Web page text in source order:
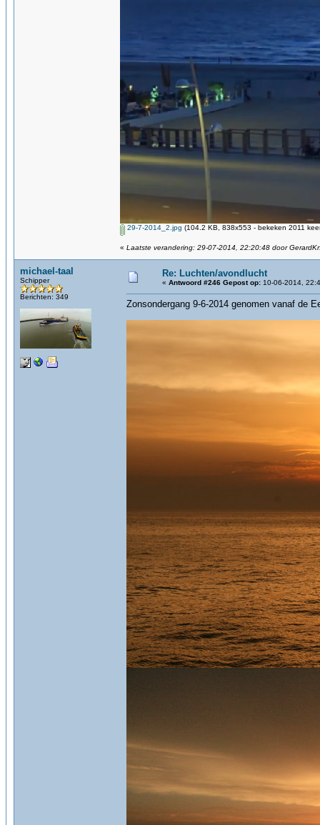
29-7-2014_2.jpg (104.2 KB, 838x553 - bekeken 2011
« Laatste verandering: 29-07-2014, 22:20:48 door
michael-taal
Schipper
Berichten: 349
Re: Luchten/avondlucht
« Antwoord #246 Gepost op: 10-06-2014,
Zonsondergang 9-6-2014 genomen vanaf de